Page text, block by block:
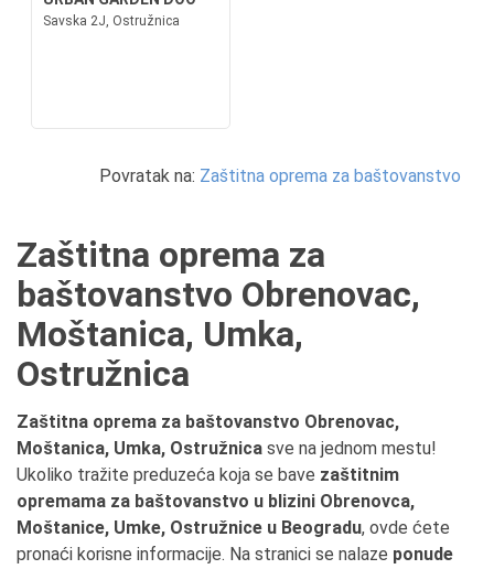
Savska 2J, Ostružnica
Povratak na: Zaštitna oprema za baštovanstvo
Zaštitna oprema za
baštovanstvo Obrenovac,
Moštanica, Umka,
Ostružnica
Zaštitna oprema za baštovanstvo Obrenovac,
Moštanica, Umka, Ostružnica sve na jednom mestu!
Ukoliko tražite preduzeća koja se bave zaštitnim
opremama za baštovanstvo u blizini Obrenovca,
Moštanice, Umke, Ostružnice u Beogradu, ovde ćete
pronaći korisne informacije. Na stranici se nalaze ponude